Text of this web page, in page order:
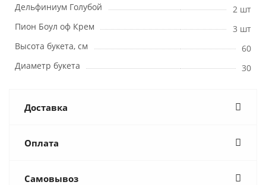
Дельфиниум Голубой
2 шт
Пион Боул оф Крем
3 шт
Высота букета, см
60
Диаметр букета
30
Доставка
Оплата
Самовывоз